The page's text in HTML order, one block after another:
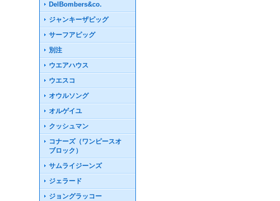
DelBombers&co.
ジャンキーザピッグ
サーフアピッグ
別注
ウエアハウス
ウエスコ
オウルソング
オルゲイユ
クッシュマン
コナーズ（ワンピースオ
ブロック）
サムライジーンズ
ジェラード
ジョングラッコー